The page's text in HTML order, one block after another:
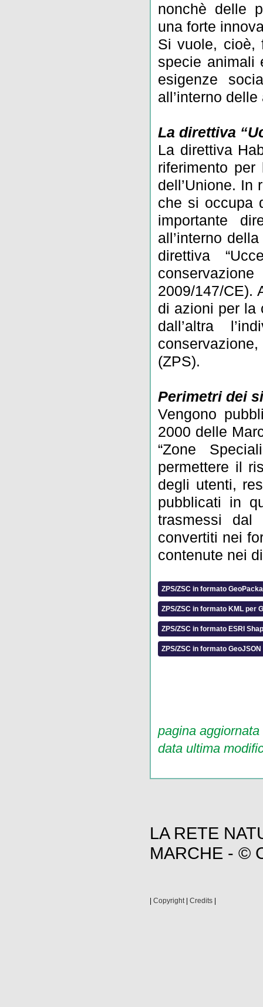
nonchè delle
una forte
Si vuole, cioè,
specie animali
esigenze
all’interno
La direttiva
La direttiva
riferimento
dell’Unione. In
che si occupa
importante
all’interno
direttiva
2009/147/CE).
di azioni per la
dall’altra
(ZPS).
Perimetri dei
Vengono
2000 delle
“Zone
permettere il
degli utenti,
pubblicati in
trasmessi dal
convertiti nei
contenute nei
ZPS/ZSC in formato
ZPS/ZSC in formato KML per
ZPS/ZSC in formato ESRI
ZPS/ZSC in formato GeoJSON
pagina
data ultima
LA RETE
MARCHE - ©
Copyright| Credits